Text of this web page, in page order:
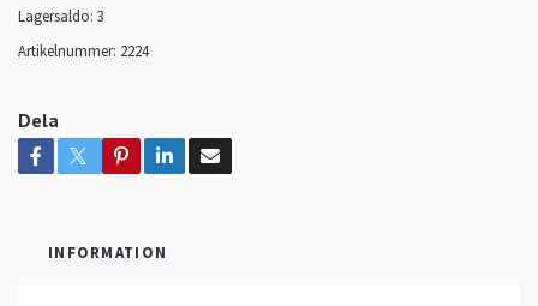
Lagersaldo: 3
Artikelnummer: 2224
Dela
INFORMATION